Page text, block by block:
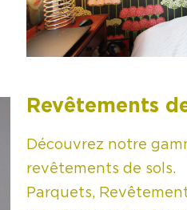
Revêtements
Découvrez notre
revêtements de sols.
Parquets,